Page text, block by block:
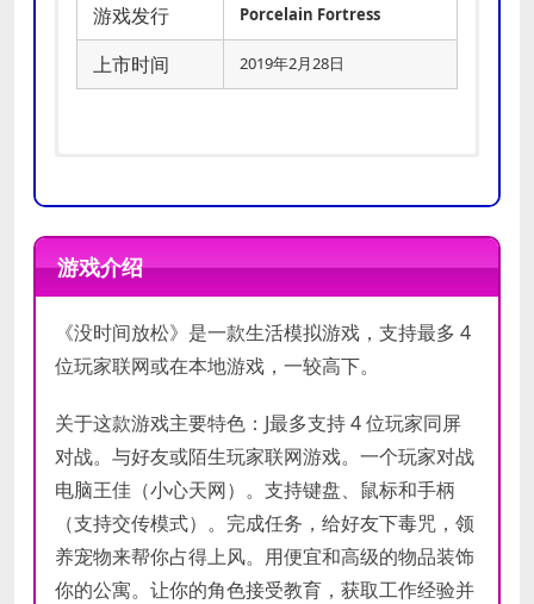
游戏发行 Porcelain Fortress
上市时间 2019年2月28日
Windows 8
处理器
1.5GHZ +
内存
2 GB RAM
512 MB VRAM Intel HD 4000 /
4000 Series
DirectX
版本
10
存储空
需要 2 GB 可用空间
Windows 10
处理器
Dual Core 2.3 GHZ
内存
4 GB RAM
显卡
1024 MB VRAM
DirectX
版本
11
存储空
间
需要 2 GB 可用空间
声卡
游戏介绍
《没时间放松》是一款生活模拟游戏，支持最多 4
位玩家联网或在本地游戏，一较高下。
关于这款游戏主要特色：J最多支持 4 位玩家同屏
对战。与好友或陌生玩家联网游戏。一个玩家对战
电脑王佳（小心天网）。支持键盘、鼠标和手柄
（支持交传模式）。完成任务，给好友下毒咒，领
养宠物来帮你占得上风。用便宜和高级的物品装饰
你的公寓。让你的角色接受教育，获取工作经验并